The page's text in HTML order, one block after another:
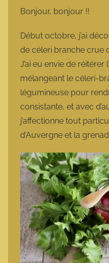
Bonjour, bonjour !!
Début octobre, j’ai
de céleri branche crue
J’ai eu envie de réitérer
mélangeant le céleri-
légumineuse pour
consistante, et avec
j’affectionne tout
d’Auvergne et la